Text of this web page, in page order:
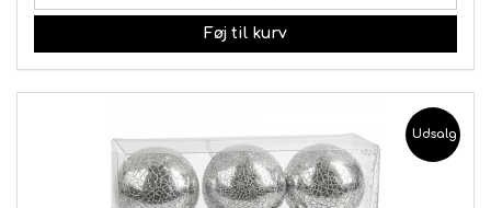
Føj til kurv
Udsalg